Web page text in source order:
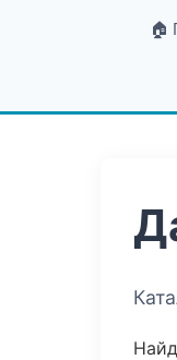
🏠